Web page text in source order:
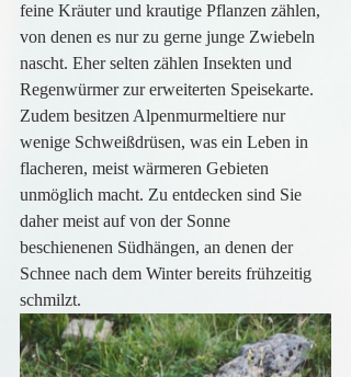
feine Kräuter und krautige Pflanzen zählen,
von denen es nur zu gerne junge Zwiebeln
nascht. Eher selten zählen Insekten und
Regenwürmer zur erweiterten Speisekarte.
Zudem besitzen Alpenmurmeltiere nur
wenige Schweißdrüsen, was ein Leben in
flacheren, meist wärmeren Gebieten
unmöglich macht. Zu entdecken sind Sie
daher meist auf von der Sonne
beschienenen Südhängen, an denen der
Schnee nach dem Winter bereits frühzeitig
schmilzt.